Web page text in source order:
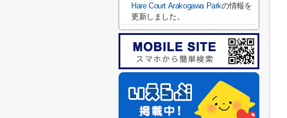
Hare Court Arakogawa Parkの情報を
更新しました。